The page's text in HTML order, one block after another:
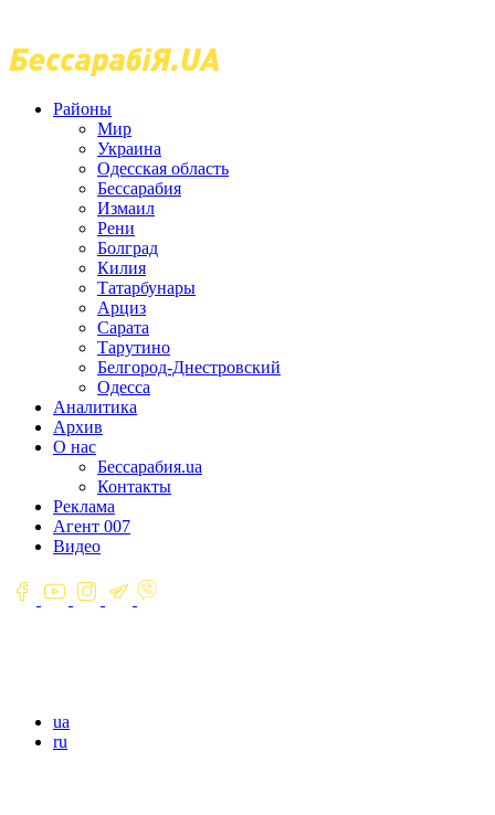
Районы
Мир
Украина
Одесская область
Бессарабия
Измаил
Рени
Болград
Килия
Татарбунары
Арциз
Сарата
Тарутино
Белгород-Днестровский
Одесса
Аналитика
Архив
О нас
Бессарабия.ua
Контакты
Реклама
Агент 007
Видео
ua
ru